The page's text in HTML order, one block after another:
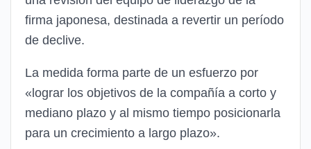
firma japonesa, destinada a revertir un período
de declive.
La medida forma parte de un esfuerzo por
«lograr los objetivos de la compañía a corto y
mediano plazo y al mismo tiempo posicionarla
para un crecimiento a largo plazo».